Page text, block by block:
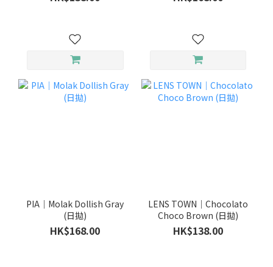
PIA｜Molak Dollish Gray
(日拋)
HK$168.00
LENS TOWN｜Chocolato
Choco Brown (日拋)
HK$138.00